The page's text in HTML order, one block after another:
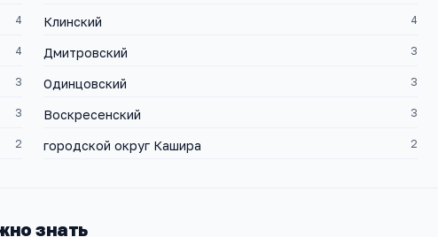
4 Клинский 4
4 Дмитровский 3
3 Одинцовский 3
3 Воскресенский 3
2 городской округ Кашира 2
знать